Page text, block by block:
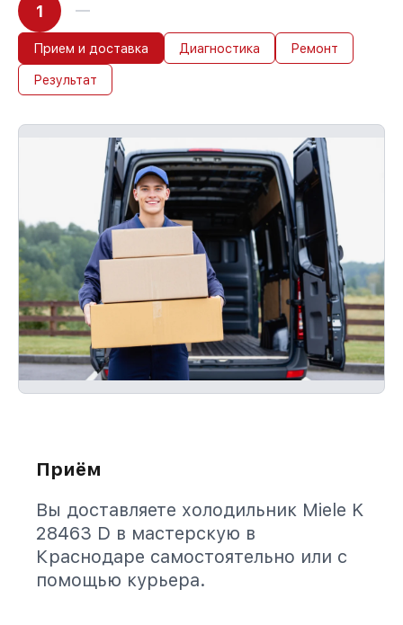
1
Прием и доставка Диагностика Ремонт
Результат
Приём
Вы доставляете холодильник Miele K
28463 D в мастерскую в
Краснодаре самостоятельно или с
помощью курьера.